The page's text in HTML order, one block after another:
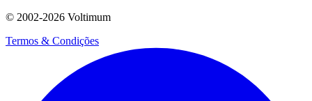
© 2002-2026 Voltimum
Termos & Condições